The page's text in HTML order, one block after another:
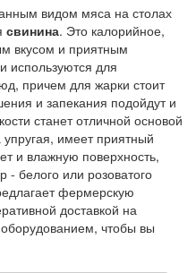
видом мяса на столах
свинина. Это калорийное,
вкусом и приятным
используются для
причем для жарки стоит
и запекания подойдут и
станет отличной основой
имеет приятный
и влажную поверхность,
- белого или розоватого
фермерскую
доставкой на
чтобы вы